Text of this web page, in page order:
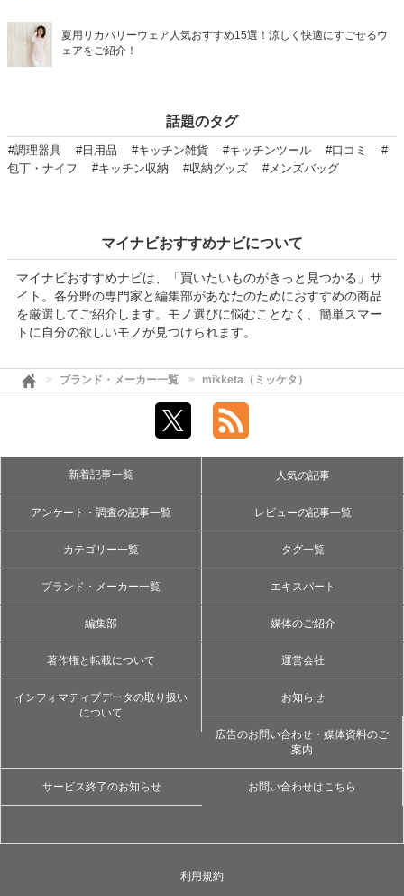
夏用リカバリーウェア人気おすすめ15選！涼しく快適にすごせるウ
ェアをご紹介！
話題のタグ
#調理器具 #日用品 #キッチン雑貨 #キッチンツール #口コミ
#
包丁・ナイフ
#キッチン収納 #収納グッズ #メンズバッグ
マイナビおすすめナビについて
マイナビおすすめナビは、「買いたいものがきっと見つかる」サ
イト。各分野の専門家と編集部があなたのためにおすすめの商品
を厳選してご紹介します。モノ選びに悩むことなく、簡単スマー
トに自分の欲しいモノが見つけられます。
ブランド・メーカー一覧 mikketa（ミッケタ）
新着記事一覧 人気の記事
アンケート・調査の記事一覧 レビューの記事一覧
カテゴリー一覧 タグ一覧
ブランド・メーカー一覧 エキスパート
編集部 媒体のご紹介
著作権と転載について 運営会社
インフォマティブデータの取り扱い
について
お知らせ
広告のお問い合わせ・媒体資料のご
案内
サービス終了のお知らせ お問い合わせはこちら
利用規約